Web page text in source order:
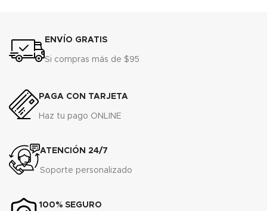
ENVÍO GRATIS
Si compras más de $95
PAGA CON TARJETA
Haz tu pago ONLINE
ATENCIÓN 24/7
Soporte personalizado
100% SEGURO